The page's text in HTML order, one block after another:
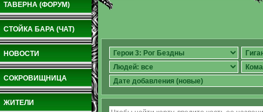
ТАВЕРНА (ФОРУМ)
СТОЙКА БАРА (ЧАТ)
НОВОСТИ
СОКРОВИЩНИЦА
ЖИТЕЛИ